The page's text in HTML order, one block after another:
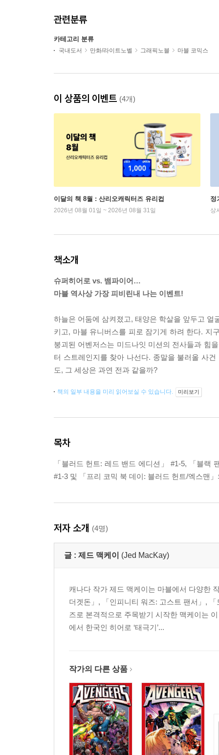
관련분류
카테고리 분류
국내도서 만화/라이트노벨 그래픽노블 마블 코믹스
이 상품의 이벤트 (4개)
이달의 책 8월 : 산리오캐릭터즈 유리컵
2026년 08월 01일 ~ 2026년 08월 31일
정
상
책소개
슈퍼히어로 vs. 뱀파이어…
마블 역사상 가장 피비린내 나는 이벤트!
하늘은 어둠에 삼켜졌고, 태양은 학살을 앞두고
키고, 마블 유니버스를 피로 잠기게 하려 한다. 지
붕괴된 어벤저스는 미드나잇 미션의 전사들과 힘
터 스트레인지를 찾아 나선다. 종말을 불러올 사
도, 그 세상은 과연 전과 같을까?
책의 일부 내용을 미리 읽어보실 수 있습니다. 미리보기
목차
「블러드 헌트: 레드 밴드 에디션」 #1-5, 「블
#1-3 및 「프리 코믹 북 데이: 블러드 헌트/엑스맨
저자 소개 (4명)
글 : 제드 맥케이 (Jed MacKay)
캐나다 작가 제드 맥케이는 마블에서 다양한
더겟돈」, 「인피니티 워즈: 고스트 팬서」,
즈로 본격적으로 주목받기 시작한 맥케이는
에서 한국인 히어로 ‘태극기’...
작가의 다른 상품